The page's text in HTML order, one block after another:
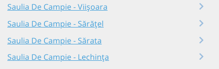
Saulia De Campie - Viișoara
Saulia De Campie - Sărățel
Saulia De Campie - Sărata
Saulia De Campie - Lechința